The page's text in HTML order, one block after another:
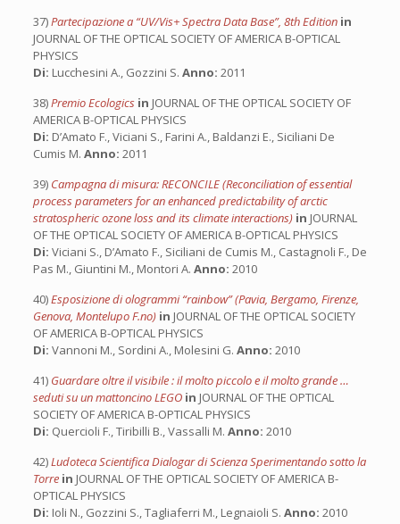
37)Partecipazione a “UV/Vis+ Spectra Data Base”, 8th Edition in
JOURNAL OF THE OPTICAL SOCIETY OF AMERICA B-OPTICAL
PHYSICS
Di: Lucchesini A., Gozzini S. Anno: 2011
38)Premio Ecologics in JOURNAL OF THE OPTICAL SOCIETY OF
AMERICA B-OPTICAL PHYSICS
Di: D’Amato F., Viciani S., Farini A., Baldanzi E., Siciliani De
Cumis M. Anno: 2011
39) Campagna di misura: RECONCILE (Reconciliation of essential
process parameters for an enhanced predictability of arctic
stratospheric ozone loss and its climate interactions) in JOURNAL
OF THE OPTICAL SOCIETY OF AMERICA B-OPTICAL PHYSICS
Di: Viciani S., D’Amato F., Siciliani de Cumis M., Castagnoli F., De
Pas M., Giuntini M., Montori A. Anno: 2010
40)Esposizione di ologrammi “rainbow” (Pavia, Bergamo, Firenze,
Genova, Montelupo F.no) in JOURNAL OF THE OPTICAL SOCIETY
OF AMERICA B-OPTICAL PHYSICS
Di: Vannoni M., Sordini A., Molesini G. Anno: 2010
41) Guardare oltre il visibile : il molto piccolo e il molto grande …
seduti su un mattoncino LEGO in JOURNAL OF THE OPTICAL
SOCIETY OF AMERICA B-OPTICAL PHYSICS
Di: Quercioli F., Tiribilli B., Vassalli M. Anno: 2010
42)Ludoteca Scientifica Dialogar di Scienza Sperimentando sotto la
Torre in JOURNAL OF THE OPTICAL SOCIETY OF AMERICA B-
OPTICAL PHYSICS
Di: Ioli N., Gozzini S., Tagliaferri M., Legnaioli S. Anno: 2010